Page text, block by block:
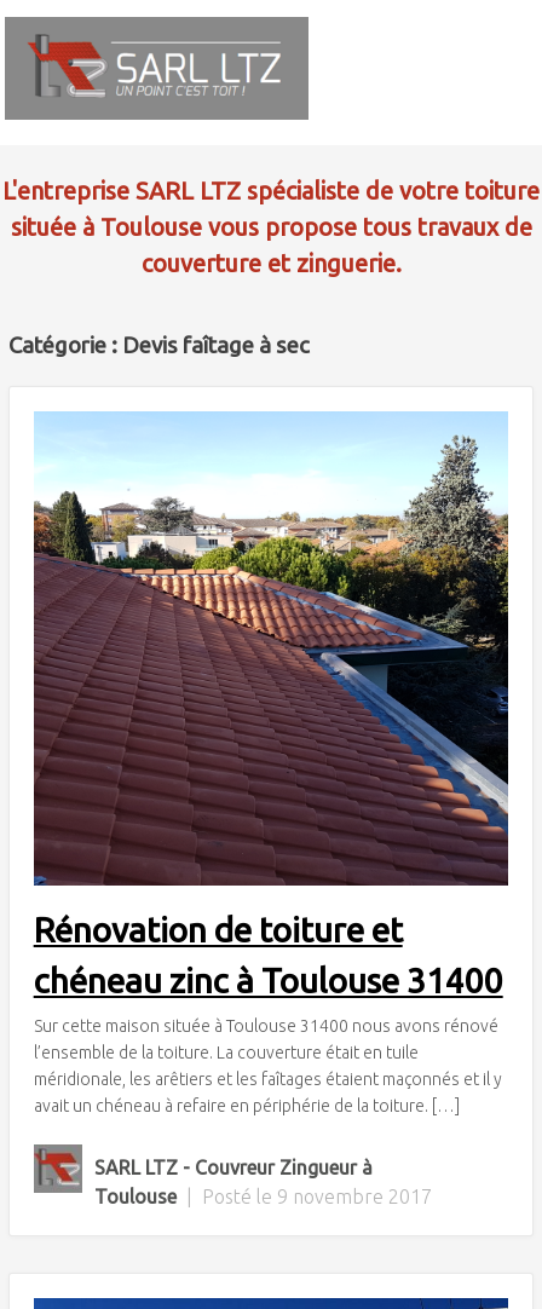
L'entreprise SARL LTZ spécialiste de votre toiture
située à Toulouse vous propose tous travaux de
couverture et zinguerie.
Catégorie : Devis faîtage à sec
Rénovation de toiture et
chéneau zinc à Toulouse 31400
Sur cette maison située à Toulouse 31400 nous avons rénové
l’ensemble de la toiture. La couverture était en tuile
méridionale, les arêtiers et les faîtages étaient maçonnés et il y
avait un chéneau à refaire en périphérie de la toiture. […]
SARL LTZ - Couvreur Zingueur à
Toulouse
Posté le 9 novembre 2017